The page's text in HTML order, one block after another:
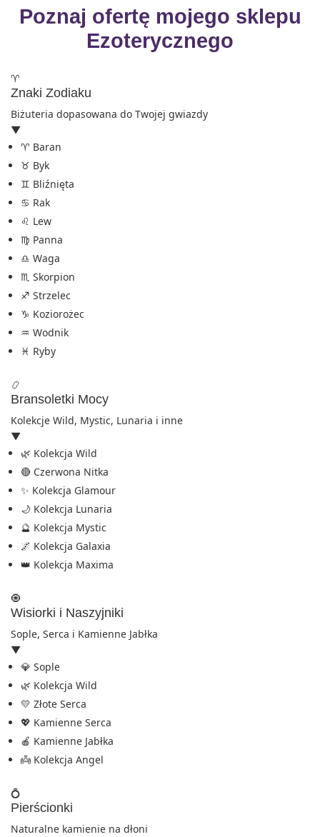
Poznaj ofertę mojego sklepu
Ezoterycznego
♈
Znaki Zodiaku
Biżuteria dopasowana do Twojej gwiazdy
▼
♈ Baran
♉ Byk
♊ Bliźnięta
♋ Rak
♌ Lew
♍ Panna
♎ Waga
♏ Skorpion
♐ Strzelec
♑ Koziorożec
♒ Wodnik
♓ Ryby
📿
Bransoletki Mocy
Kolekcje Wild, Mystic, Lunaria i inne
▼
🌿 Kolekcja Wild
🔴 Czerwona Nitka
✨ Kolekcja Glamour
🌙 Kolekcja Lunaria
🔮 Kolekcja Mystic
🌌 Kolekcja Galaxia
👑 Kolekcja Maxima
🧿
Wisiorki i Naszyjniki
Sople, Serca i Kamienne Jabłka
▼
💎 Sople
🌿 Kolekcja Wild
💛 Złote Serca
💖 Kamienne Serca
🍎 Kamienne Jabłka
👼 Kolekcja Angel
💍
Pierścionki
Naturalne kamienie na dłoni